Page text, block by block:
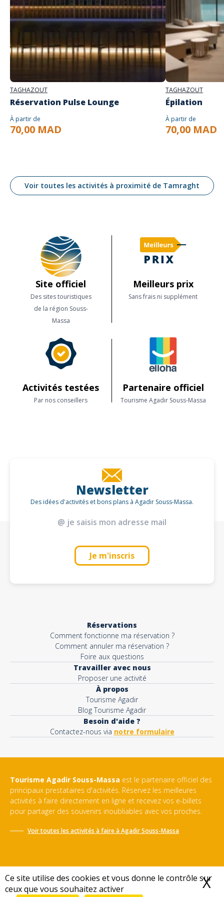
Ce site utilise des cookies et vous donne le contrôle sur
ceux que vous souhaitez activer
X
TAGHAZOUT
Réservation Pulse Lounge
À partir de
70,00 MAD
TAGHAZOUT
Épilation
À partir de
70,00 MAD
Voir toutes les activités à proximité de Tamraght
Site officiel
Des sites touristiques
de la région Souss-
Massa
Meilleurs prix
Sans frais ni supplément
Activités testées
Par nos conseillers
Partenaire officiel
Tourisme Agadir Souss-Massa
Newsletter
Des idées d'activités et bons plans à Agadir Souss-Massa.
Je m'inscris
Réservations
Comment fonctionne ma réservation ?
Comment annuler ma réservation ?
Foire aux questions
Travailler avec nous
Proposer une activité
À propos
Tourisme Agadir
Blog Tourisme Agadir
Besoin d'aide ?
Contactez-nous via notre formulaire
Tourisme Agadir Souss-Massa est le partenaire officiel des
principaux prestataires d'activités. Réservez les meilleures
activités à faire directement en ligne et recevez vos e-billets
pour partager des souvenirs inoubliables avec vos proches.
Voir toutes les activités à faire àAgadir Souss-Massa
Conditions générales de vente-Politique de confidentialité-